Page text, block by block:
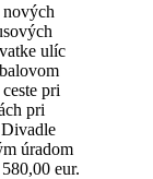
ulíc
pri
pri
úradom
eur.